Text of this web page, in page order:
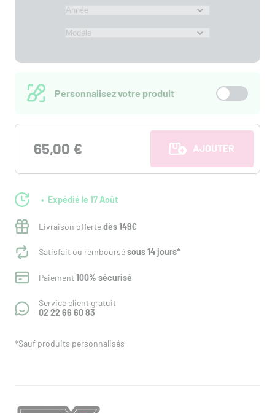
Personnalisez votre produit
65,00 € AJOUTER AU
Expédié le 17 Août
Livraison offertedès 149€
Satisfait ou remboursésous 14 jours*
Paiement100% sécurisé
Service client gratuit
02 22 66 60 83
*Sauf produits personnalisés